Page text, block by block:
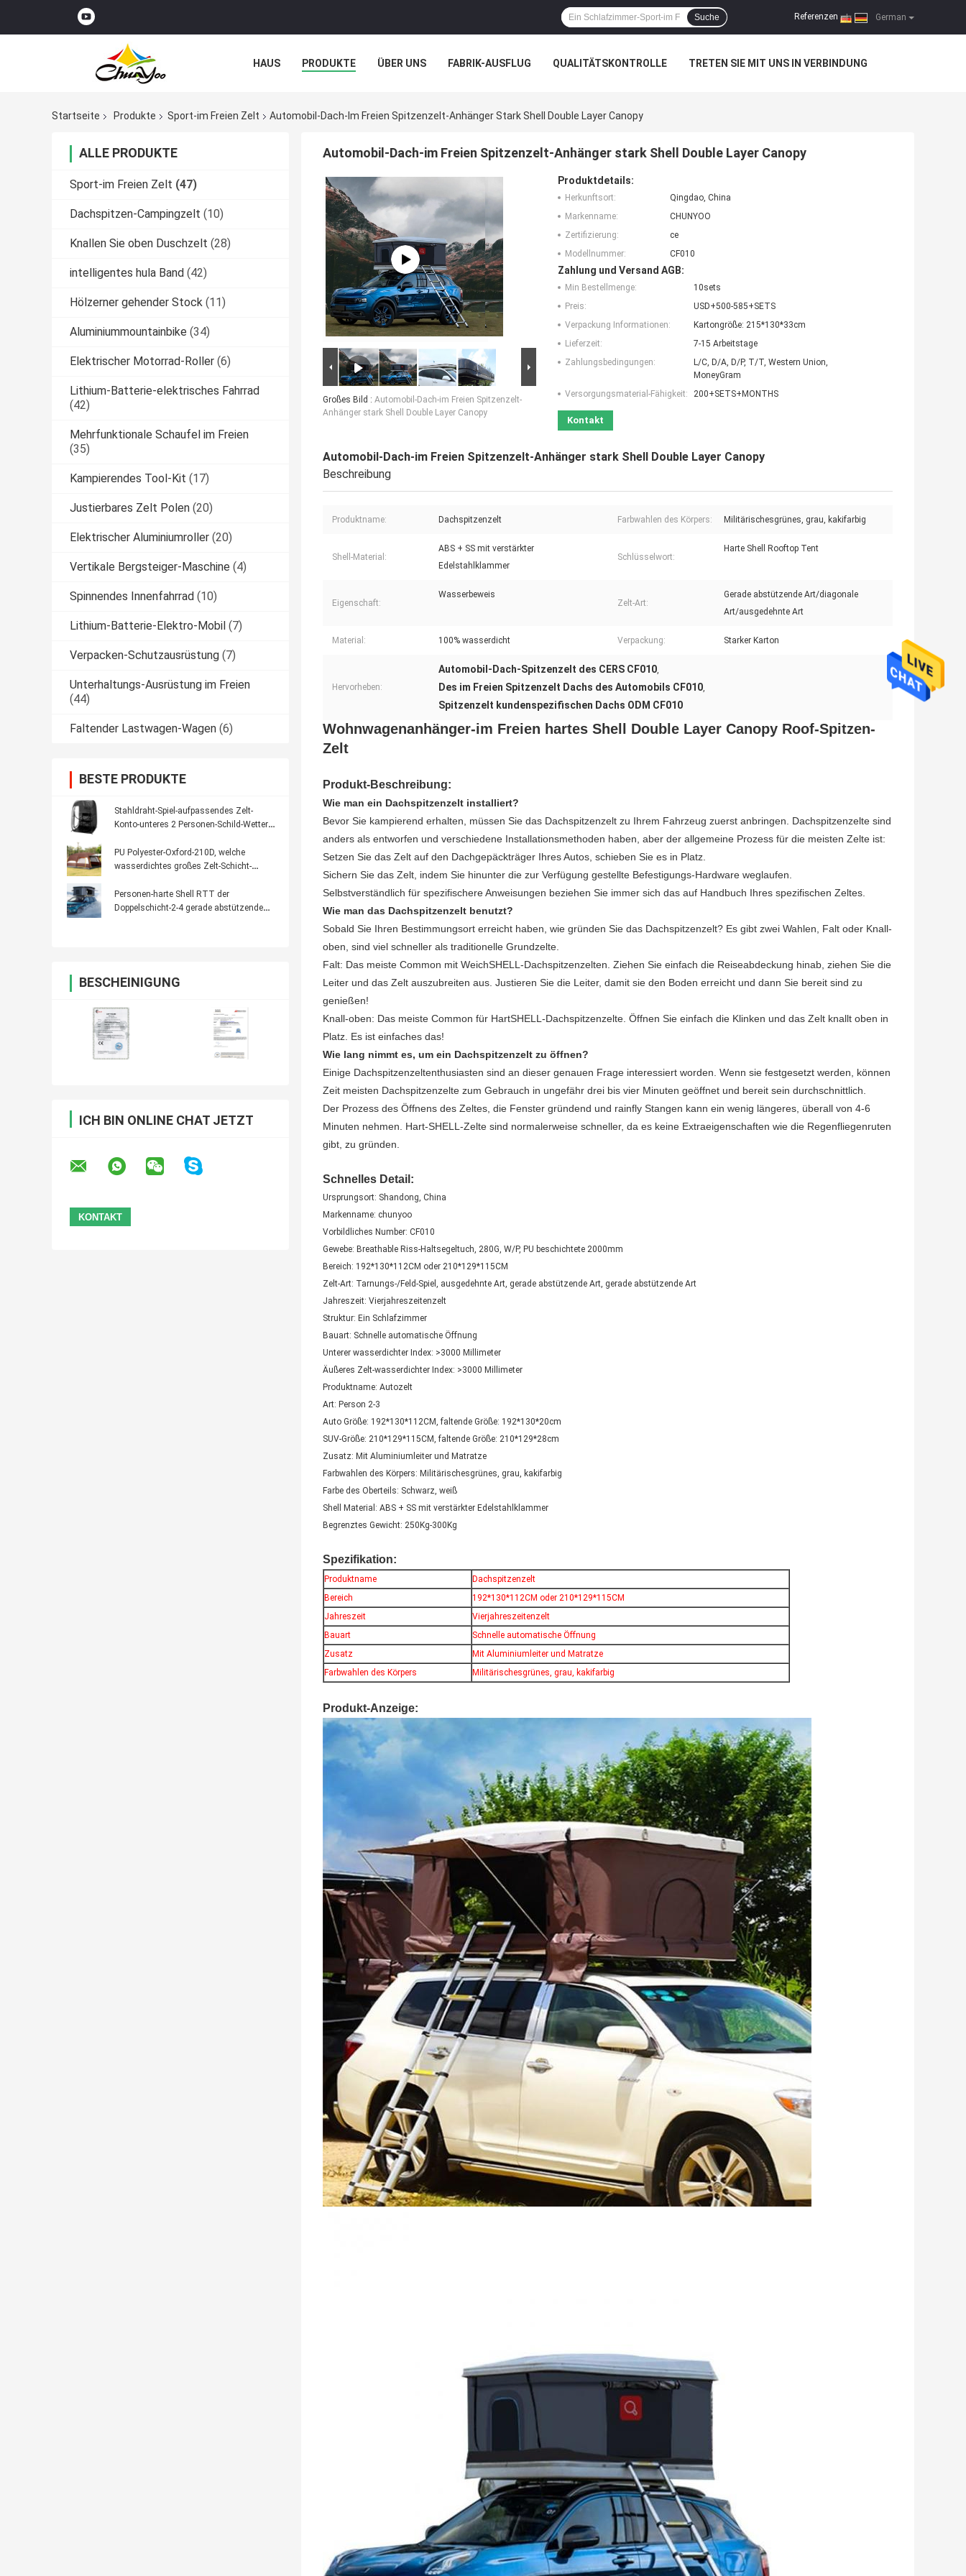
German
Referenzen |
Suche
HAUS PRODUKTE ÜBER UNS FABRIK-AUSFLUG QUALITÄTSKONTROLLE TRETEN SIE MIT UNS IN VERBINDUNG
Startseite
Produkte Sport-im Freien Zelt Automobil-Dach-Im Freien Spitzenzelt-Anhänger Stark Shell Double Layer Canopy
ALLE PRODUKTE
Sport-im Freien Zelt (47)
Dachspitzen-Campingzelt (10)
Knallen Sie oben Duschzelt (28)
intelligentes hula Band (42)
Hölzerner gehender Stock (11)
Aluminiummountainbike (34)
Elektrischer Motorrad-Roller (6)
Lithium-Batterie-elektrisches Fahrrad
(42)
Mehrfunktionale Schaufel im Freien
(35)
Kampierendes Tool-Kit (17)
Justierbares Zelt Polen (20)
Elektrischer Aluminiumroller (20)
Vertikale Bergsteiger-Maschine (4)
Spinnendes Innenfahrrad (10)
Lithium-Batterie-Elektro-Mobil (7)
Verpacken-Schutzausrüstung (7)
Unterhaltungs-Ausrüstung im Freien
(44)
Faltender Lastwagen-Wagen (6)
BESTE PRODUKTE
Stahldraht-Spiel-aufpassendes Zelt-
Konto-unteres 2 Personen-Schild-Wetter-
PU Polyester-Oxford-210D, welche
wasserdichtes großes Zelt-Schicht-
Campingzelt beschichtet
Personen-harte Shell RTT der
Doppelschicht-2-4 gerade abstützende
BESCHEINIGUNG
ICH BIN ONLINE CHAT JETZT
Automobil-Dach-im Freien Spitzenzelt-Anhänger stark Shell Double Layer Canopy
Großes Bild : Automobil-Dach-im Freien Spitzenzelt-
Anhänger stark Shell Double Layer Canopy
Produktdetails:
Herkunftsort:
Qingdao, China
Markenname:
CHUNYOO
Zertifizierung:
ce
Modellnummer:
CF010
Zahlung und Versand AGB:
Min Bestellmenge:
10sets
Preis:
USD+500-585+SETS
Verpackung Informationen:
Kartongröße: 215*130*33cm
Lieferzeit:
7-15 Arbeitstage
Zahlungsbedingungen:
L/C, D/A, D/P, T/T, Western Union,
MoneyGram
Versorgungsmaterial-Fähigkeit:
200+SETS+MONTHS
Kontakt
Automobil-Dach-im Freien Spitzenzelt-Anhänger stark Shell Double Layer Canopy
Beschreibung
Produktname: Dachspitzenzelt Farbwahlen des Körpers: Militärischesgrünes, grau, kakifarbig
Shell-Material:
ABS + SS mit verstärkter
Edelstahlklammer
Schlüsselwort:
Harte Shell Rooftop Tent
Eigenschaft:
Wasserbeweis
Zelt-Art:
Gerade abstützende Art/diagonale
Art/ausgedehnte Art
Material: 100% wasserdicht Verpackung: Starker Karton
Hervorheben:
Automobil-Dach-Spitzenzelt des CERS CF010,
Des im Freien Spitzenzelt Dachs des Automobils CF010,
Spitzenzelt kundenspezifischen Dachs ODM CF010
Wohnwagenanhänger-im Freien hartes Shell Double Layer Canopy Roof-Spitzen-
Zelt
Produkt-Beschreibung:
Wie man ein Dachspitzenzelt installiert?
Bevor Sie kampierend erhalten, müssen Sie das Dachspitzenzelt zu Ihrem Fahrzeug zuerst anbringen. Dachspitzenzelte sind
anders als entworfen und verschiedene Installationsmethoden haben, aber der allgemeine Prozess für die meisten Zelte ist:
Setzen Sie das Zelt auf den Dachgepäckträger Ihres Autos, schieben Sie es in Platz.
Sichern Sie das Zelt, indem Sie hinunter die zur Verfügung gestellte Befestigungs-Hardware weglaufen.
Selbstverständlich für spezifischere Anweisungen beziehen Sie immer sich das auf Handbuch Ihres spezifischen Zeltes.
Wie man das Dachspitzenzelt benutzt?
Sobald Sie Ihren Bestimmungsort erreicht haben, wie gründen Sie das Dachspitzenzelt? Es gibt zwei Wahlen, Falt oder Knall-
oben, sind viel schneller als traditionelle Grundzelte.
Falt: Das meiste Common mit WeichSHELL-Dachspitzenzelten. Ziehen Sie einfach die Reiseabdeckung hinab, ziehen Sie die
Leiter und das Zelt auszubreiten aus. Justieren Sie die Leiter, damit sie den Boden erreicht und dann Sie bereit sind zu
genießen!
Knall-oben: Das meiste Common für HartSHELL-Dachspitzenzelte. Öffnen Sie einfach die Klinken und das Zelt knallt oben in
Platz. Es ist einfaches das!
Wie lang nimmt es, um ein Dachspitzenzelt zu öffnen?
Einige Dachspitzenzeltenthusiasten sind an dieser genauen Frage interessiert worden. Wenn sie festgesetzt werden, können
Zeit meisten Dachspitzenzelte zum Gebrauch in ungefähr drei bis vier Minuten geöffnet und bereit sein durchschnittlich.
Der Prozess des Öffnens des Zeltes, die Fenster gründend und rainfly Stangen kann ein wenig längeres, überall von 4-6
Minuten nehmen. Hart-SHELL-Zelte sind normalerweise schneller, da es keine Extraeigenschaften wie die Regenfliegenruten
gibt, zu gründen.
Schnelles Detail:
Ursprungsort: Shandong, China
Markenname: chunyoo
Vorbildliches Number: CF010
Gewebe: Breathable Riss-Haltsegeltuch, 280G, W/P, PU beschichtete 2000mm
Bereich: 192*130*112CM oder 210*129*115CM
Zelt-Art: Tarnungs-/Feld-Spiel, ausgedehnte Art, gerade abstützende Art, gerade abstützende Art
Jahreszeit: Vierjahreszeitenzelt
Struktur: Ein Schlafzimmer
Bauart: Schnelle automatische Öffnung
Unterer wasserdichter Index: >3000 Millimeter
Äußeres Zelt-wasserdichter Index: >3000 Millimeter
Produktname: Autozelt
Art: Person 2-3
Auto Größe: 192*130*112CM, faltende Größe: 192*130*20cm
SUV-Größe: 210*129*115CM, faltende Größe: 210*129*28cm
Zusatz: Mit Aluminiumleiter und Matratze
Farbwahlen des Körpers: Militärischesgrünes, grau, kakifarbig
Farbe des Oberteils: Schwarz, weiß
Shell Material: ABS + SS mit verstärkter Edelstahlklammer
Begrenztes Gewicht: 250Kg-300Kg
Spezifikation:
Produktname
Dachspitzenzelt
Bereich
192*130*112CM oder 210*129*115CM
Jahreszeit
Vierjahreszeitenzelt
Bauart
Schnelle automatische Öffnung
Zusatz
Mit Aluminiumleiter und Matratze
Farbwahlen des Körpers
Militärischesgrünes, grau, kakifarbig
Produkt-Anzeige: